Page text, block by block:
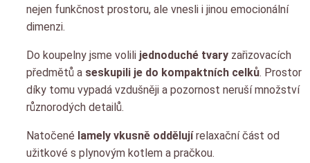
nejen funkčnost prostoru, ale vnesli i jinou emocionální
dimenzi.
Do koupelny jsme volili jednoduché tvary zařizovacích
předmětů a seskupili je do kompaktních celků. Prostor
díky tomu vypadá vzdušněji a pozornost neruší množství
různorodých detailů.
Natočené lamely vkusně oddělujírelaxační část od
užitkové s plynovým kotlem a pračkou.